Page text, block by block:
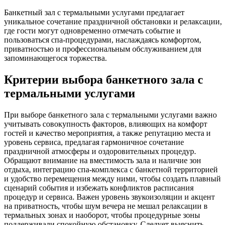
Банкетный зал с термальными услугами предлагает
уникальное сочетание праздничной обстановки и релаксации,
где гости могут одновременно отмечать событие и
пользоваться спа-процедурами, наслаждаясь комфортом,
приватностью и профессиональным обслуживанием для
запоминающегося торжества.
Критерии выбора банкетного зала с
термальными услугами
При выборе банкетного зала с термальными услугами важно
учитывать совокупность факторов, влияющих на комфорт
гостей и качество мероприятия, а также репутацию места и
уровень сервиса, предлагая гармоничное сочетание
праздничной атмосферы и оздоровительных процедур.
Обращают внимание на вместимость зала и наличие зон
отдыха, интеграцию спа-комплекса с банкетной территорией
и удобство перемещения между ними, чтобы создать плавный
сценарий события и избежать конфликтов расписания
процедур и сервиса. Важен уровень звукоизоляции и акцент
на приватность, чтобы шум вечера не мешал релаксации в
термальных зонах и наоборот, чтобы процедурные зоны